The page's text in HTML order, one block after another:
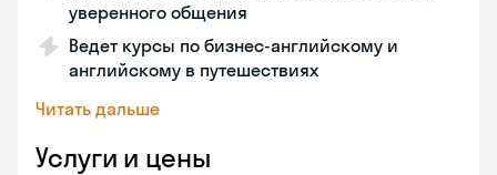
уверенного общения
Ведет курсы по бизнес-английскому и
английскому в путешествиях
Читать дальше
Услуги и цены